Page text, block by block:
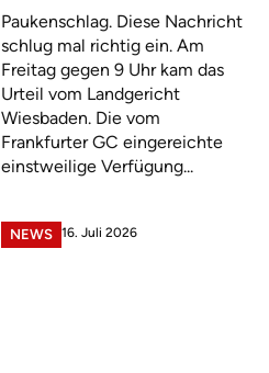
Paukenschlag. Diese Nachricht
schlug mal richtig ein. Am
Freitag gegen 9 Uhr kam das
Urteil vom Landgericht
Wiesbaden. Die vom
Frankfurter GC eingereichte
einstweilige Verfügung...
NEWS 16. Juli 2026